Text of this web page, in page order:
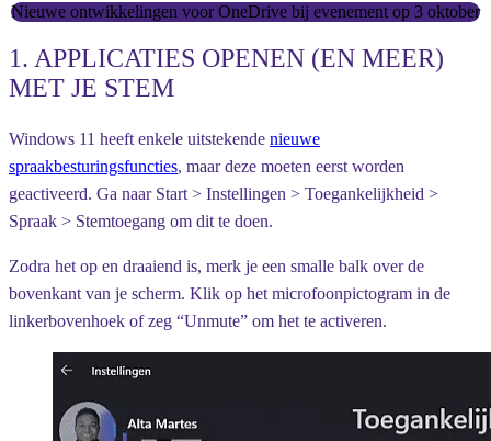
Nieuwe ontwikkelingen voor OneDrive bij evenement op 3 oktober
1. APPLICATIES OPENEN (EN MEER)
MET JE STEM
Windows 11 heeft enkele uitstekende nieuwe
spraakbesturingsfuncties, maar deze moeten eerst worden
geactiveerd. Ga naar Start > Instellingen > Toegankelijkheid >
Spraak > Stemtoegang om dit te doen.
Zodra het op en draaiend is, merk je een smalle balk over de
bovenkant van je scherm. Klik op het microfoonpictogram in de
linkerbovenhoek of zeg “Unmute” om het te activeren.